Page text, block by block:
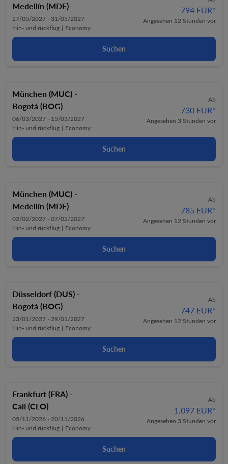
Medellín (MDE)
27/05/2027 - 31/05/2027
Hin- und rückflug | Economy
794 EUR*
Angesehen 12 Stunden vor
Suchen
München (MUC) -
Bogotá (BOG)
06/03/2027 - 15/03/2027
Hin- und rückflug | Economy
Ab
730 EUR*
Angesehen 3 Stunden vor
Suchen
München (MUC) -
Medellín (MDE)
02/02/2027 - 07/02/2027
Hin- und rückflug | Economy
Ab
785 EUR*
Angesehen 12 Stunden vor
Suchen
Düsseldorf (DUS) -
Bogotá (BOG)
23/01/2027 - 29/01/2027
Hin- und rückflug | Economy
Ab
747 EUR*
Angesehen 12 Stunden vor
Suchen
Frankfurt (FRA) -
Cali (CLO)
05/11/2026 - 20/11/2026
Hin- und rückflug | Economy
Ab
1.097 EUR*
Angesehen 3 Stunden vor
Suchen